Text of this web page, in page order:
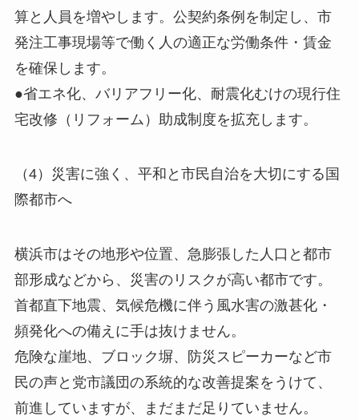
算と人員を増やします。公契約条例を制定し、市
発注工事現場等で働く人の適正な労働条件・賃金
を確保します。
●省エネ化、バリアフリー化、耐震化むけの現行住
宅改修（リフォーム）助成制度を拡充します。
（4）災害に強く、平和と市民自治を大切にする国
際都市へ
横浜市はその地形や位置、急膨張した人口と都市
部形成などから、災害のリスクが高い都市です。
首都直下地震、気候危機に伴う風水害の激甚化・
頻発化への備えに手は抜けません。
危険な崖地、ブロック塀、防災スピーカーなど市
民の声と党市議団の系統的な改善提案をうけて、
前進していますが、まだまだ足りていません。